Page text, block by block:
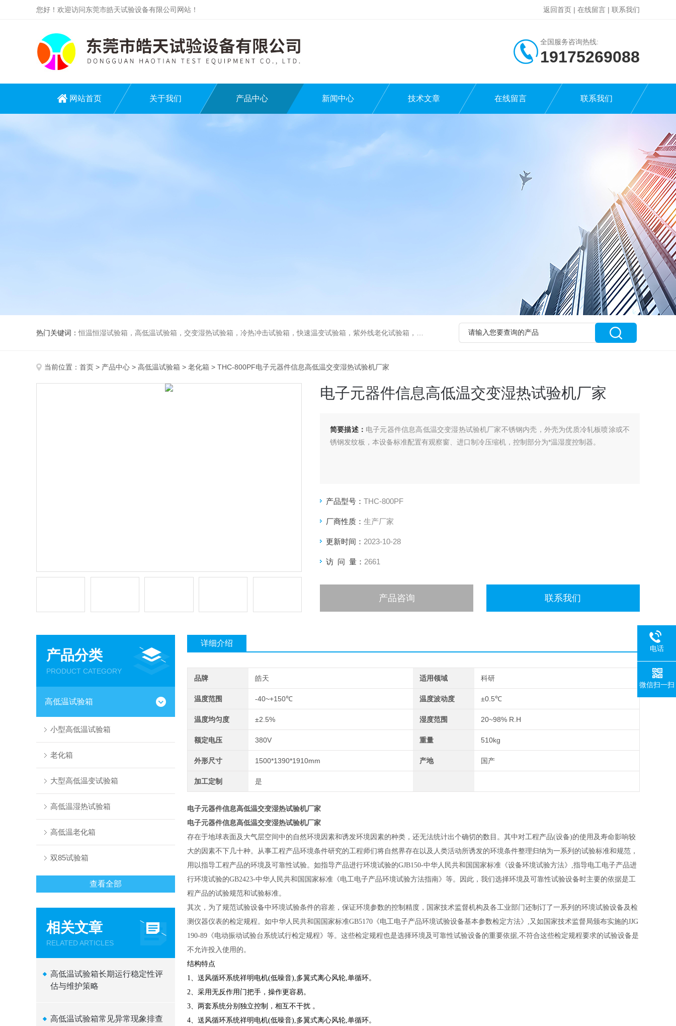
您好！欢迎访问东莞市皓天试验设备有限公司网站！ 返回首页 | 在线留言 | 联系我们
全国服务咨询热线:
19175269088
网站首页 关于我们 产品中心 新闻中心 技术文章 在线留言 联系我们
热门关键词：恒温恒湿试验箱，高低温试验箱，交变湿热试验箱，冷热冲击试验箱，快速温变试验箱，紫外线老化试验箱，步入式环境试验箱
当前位置： 首页 > 产品中心 > 高低温试验箱 > 老化箱 > THC-800PF电子元器件信息高低温交变湿热试验机厂家
电子元器件信息高低温交变湿热试验机厂家
简要描述： 电子元器件信息高低温交变湿热试验机厂家不锈钢内壳，外壳为优质冷轧板喷涂或不
锈钢发纹板，本设备标准配置有观察窗、进口制冷压缩机，控制部分为*温湿度控制器。
产品型号： THC-800PF
厂商性质： 生产厂家
更新时间： 2023-10-28
访 问 量： 2661
产品咨询 联系我们
产品分类
PRODUCT CATEGORY
高低温试验箱
小型高低温试验箱
老化箱
大型高低温变试验箱
高低温湿热试验箱
高低温老化箱
双85试验箱
查看全部
相关文章
RELATED ARTICLES
高低温试验箱长期运行稳定性评
估与维护策略
高低温试验箱常见异常现象排查
详细介绍
品牌 皓天 适用领域 科研
温度范围 -40~+150℃ 温度波动度 ±0.5℃
温度均匀度 ±2.5% 湿度范围 20~98% R.H
额定电压 380V 重量 510kg
外形尺寸 1500*1390*1910mm 产地 国产
加工定制 是
电子元器件信息高低温交变湿热试验机厂家
电子元器件信息高低温交变湿热试验机厂家
存在于地球表面及大气层空间中的自然环境因素和诱发环境因素的种类，还无法统计出个确切的数目。其中对工程产品(设备)的使用及寿命影响较
大的因素不下几十种。从事工程产品环境条件研究的工程师们将自然界存在以及人类活动所诱发的环境条件整理归纳为一系列的试验标准和规范，
用以指导工程产品的环境及可靠性试验。如指导产品进行环境试验的GJB150-中华人民共和国国家标准《设备环境试验方法》,指导电工电子产品进
行环境试验的GB2423-中华人民共和国国家标准《电工电子产品环境试验方法指南》等。因此，我们选择环境及可靠性试验设备时主要的依据是工
程产品的试验规范和试验标准。
其次，为了规范试验设备中环境试验条件的容差，保证环境参数的控制精度，国家技术监督机构及各工业部门还制订了一系列的环境试验设备及检
测仪器仪表的检定规程。如中华人民共和国国家标准GB5170《电工电子产品环境试验设备基本参数检定方法》,又如国家技术监督局颁布实施的JJG
190-89《电动振动试验台系统试行检定规程》等。这些检定规程也是选择环境及可靠性试验设备的重要依据,不符合这些检定规程要求的试验设备是
不允许投入使用的。
结构特点
1、送风循环系统祥明电机(低噪音),多翼式离心风轮,单循环。
2、采用无反作用门把手，操作更容易。
3、两套系统分别独立控制，相互不干扰 。
4、送风循环系统祥明电机(低噪音),多翼式离心风轮,单循环。
电话
微信扫一扫